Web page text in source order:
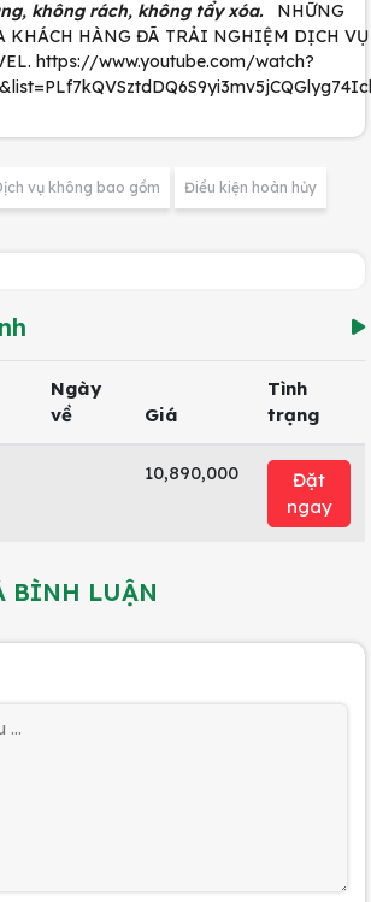
không rách, không tẩy xóa.NHỮNG
KHÁCH HÀNG ĐÃ TRẢI NGHIỆM DỊCH VỤ
https://www.youtube.com/watch?
vụ không bao gồm Điều kiện hoàn hủy
Ngày
về
Giá
Tình
trạng
10,890,000
Đặt
ngay
BÌNH LUẬN